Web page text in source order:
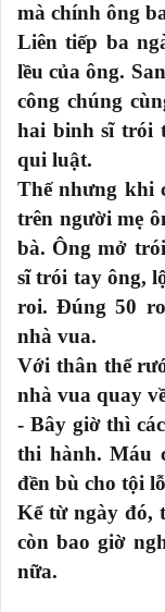
mà chính ông
Liên tiếp ba
lều của ông.
công chúng
hai binh sĩ trói
qui luật.
Thế nhưng khi
trên người mẹ
bà. Ông mở
sĩ trói tay ông,
roi. Đúng 50
nhà vua.
Với thân thể
nhà vua quay
- Bây giờ thì
thi hành. Máu
đền bù cho tội
Kể từ ngày đó,
còn bao giờ
nữa.